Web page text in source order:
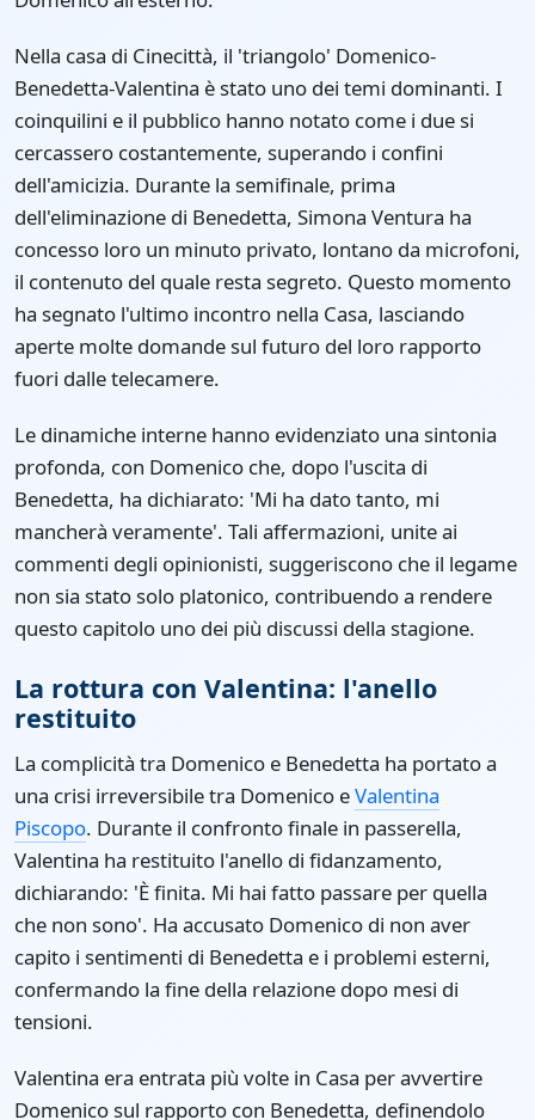
Nella casa di Cinecittà, il 'triangolo' Domenico-
Benedetta-Valentina è stato uno dei temi dominanti. I
coinquilini e il pubblico hanno notato come i due si
cercassero costantemente, superando i confini
dell'amicizia. Durante la semifinale, prima
dell'eliminazione di Benedetta, Simona Ventura ha
concesso loro un minuto privato, lontano da microfoni,
il contenuto del quale resta segreto. Questo momento
ha segnato l'ultimo incontro nella Casa, lasciando
aperte molte domande sul futuro del loro rapporto
fuori dalle telecamere.
Le dinamiche interne hanno evidenziato una sintonia
profonda, con Domenico che, dopo l'uscita di
Benedetta, ha dichiarato: 'Mi ha dato tanto, mi
mancherà veramente'. Tali affermazioni, unite ai
commenti degli opinionisti, suggeriscono che il legame
non sia stato solo platonico, contribuendo a rendere
questo capitolo uno dei più discussi della stagione.
La rottura con Valentina: l'anello
restituito
La complicità tra Domenico e Benedetta ha portato a
una crisi irreversibile tra Domenico eValentina
Piscopo. Durante il confronto finale in passerella,
Valentina ha restituito l'anello di fidanzamento,
dichiarando: 'È finita. Mi hai fatto passare per quella
che non sono'. Ha accusato Domenico di non aver
capito i sentimenti di Benedetta e i problemi esterni,
confermando la fine della relazione dopo mesi di
tensioni.
Valentina era entrata più volte in Casa per avvertire
Domenico sul rapporto con Benedetta, definendolo